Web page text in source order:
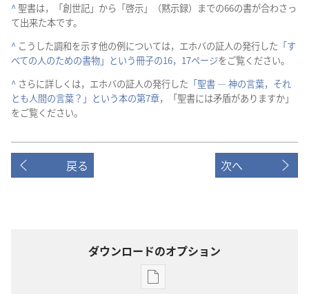
^聖書は，「創世記」から「啓示」（黙示録）までの66の書が合わさっ
て出来た本です。
^ こうした調和を示す他の例については，エホバの証人の発行した 「す
べての人のための書物」という冊子の16，17ページをご覧ください。
^ さらに詳しくは，エホバの証人の発行した 「聖書 ― 神の言葉，それ
とも人間の言葉？」という本の第7章，「聖書には矛盾がありますか」
をご覧ください。
戻る 次へ
ダウンロードのオプション
出